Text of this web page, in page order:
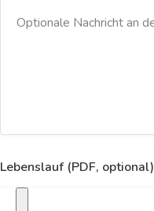
Lebenslauf (PDF, optional)